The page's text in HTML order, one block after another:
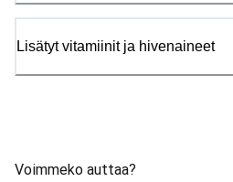
Lisätyt vitamiinit ja hivenaineet
Voimmeko auttaa?